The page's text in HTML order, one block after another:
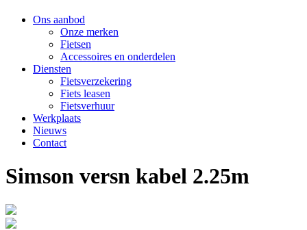
Ons aanbod
Onze merken
Fietsen
Accessoires en onderdelen
Diensten
Fietsverzekering
Fiets leasen
Fietsverhuur
Werkplaats
Nieuws
Contact
Simson versn kabel 2.25m